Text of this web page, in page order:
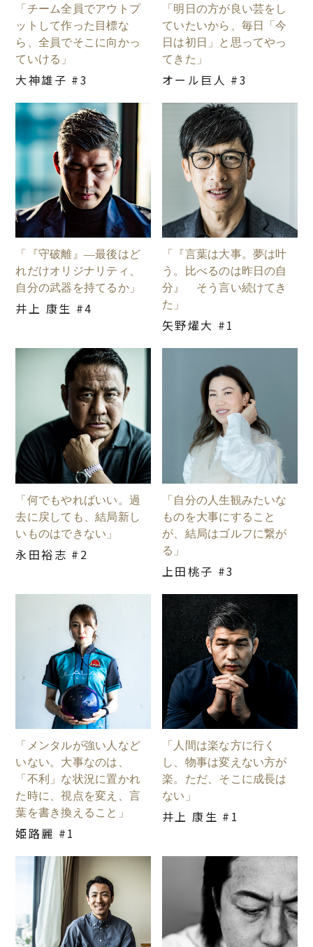
「チーム全員でアウトプ
ットして作った目標な
ら、全員でそこに向かっ
ていける」
大神雄子 #3
「明日の方が良い芸をし
ていたいから、毎日「今
日は初日」と思ってやっ
てきた」
オール巨人 #3
「『守破離』―最後はど
れだけオリジナリティ、
自分の武器を持てるか」
井上 康生 #4
「『言葉は大事。夢は叶
う。比べるのは昨日の自
分』 そう言い続けてき
た」
矢野燿大 #1
「何でもやればいい。過
去に戻しても、結局新し
いものはできない」
永田裕志 #2
「自分の人生観みたいな
ものを大事にすること
が、結局はゴルフに繋が
る」
上田桃子 #3
「メンタルが強い人など
いない。大事なのは、
「不利」な状況に置かれ
た時に、視点を変え、言
葉を書き換えること」
姫路麗 #1
「人間は楽な方に行く
し、物事は変えない方が
楽。ただ、そこに成長は
ない」
井上 康生 #1